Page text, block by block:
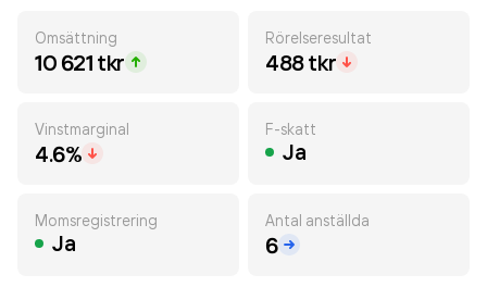
Omsättning
10 621 tkr
Rörelseresultat
488 tkr
Vinstmarginal
4.6%
F-skatt
Ja
Momsregistrering
Ja
Antal anställda
6